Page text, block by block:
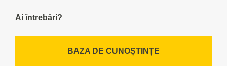
Ai întrebări?
BAZA DE CUNOȘTINȚE